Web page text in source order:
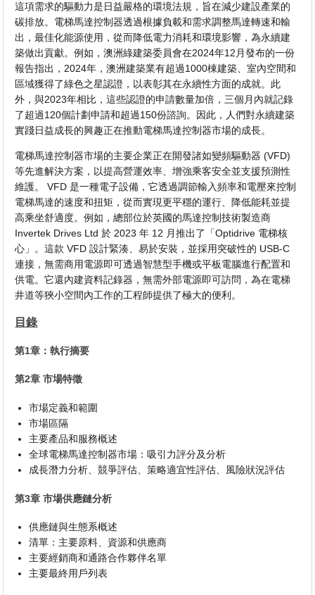
這項需求的驅動力是日益嚴格的環境法規，旨在減少建設產業的
碳排放。電梯馬達控制器透過根據負載和需求調整馬達轉速和輸
出，最佳化能源使用，從而降低電力消耗和環境影響，為永續建
築做出貢獻。例如，澳洲綠建築委員會在2024年12月發布的一份
報告指出，2024年，澳洲建築業有超過1000棟建築、室內空間和
區域獲得了綠色之星認證，以表彰其在永續性方面的成就。此
外，與2023年相比，這些認證的申請數量加倍，三個月內就記錄
了超過120個計劃申請和超過150份諮詢。因此，人們對永續建築
實踐日益成長的興趣正在推動電梯馬達控制器市場的成長。
電梯馬達控制器市場的主要企業正在開發諸如變頻驅動器 (VFD)
等先進解決方案，以提高營運效率、增強乘客安全並支援預測性
維護。 VFD 是一種電子設備，它透過調節輸入頻率和電壓來控制
電梯馬達的速度和扭矩，從而實現更平穩的運行、降低能耗並提
高乘坐舒適度。例如，總部位於英國的馬達控制技術製造商
Invertek Drives Ltd 於 2023 年 12 月推出了「Optidrive 電梯核
心」。這款 VFD 設計緊湊、易於安裝，並採用突破性的 USB-C
連接，無需商用電源即可透過智慧型手機或平板電腦進行配置和
供電。它還內建資料記錄器，無需外部電源即可訪問，為在電梯
井道等狹小空間內工作的工程師提供了極大的便利。
目錄
第1章：執行摘要
第2章 市場特徵
市場定義和範圍
市場區隔
主要產品和服務概述
全球電梯馬達控制器市場：吸引力評分及分析
成長潛力分析、競爭評估、策略適宜性評估、風險狀況評估
第3章 市場供應鏈分析
供應鏈與生態系概述
清單：主要原料、資源和供應商
主要經銷商和通路合作夥伴名單
主要最終用戶列表